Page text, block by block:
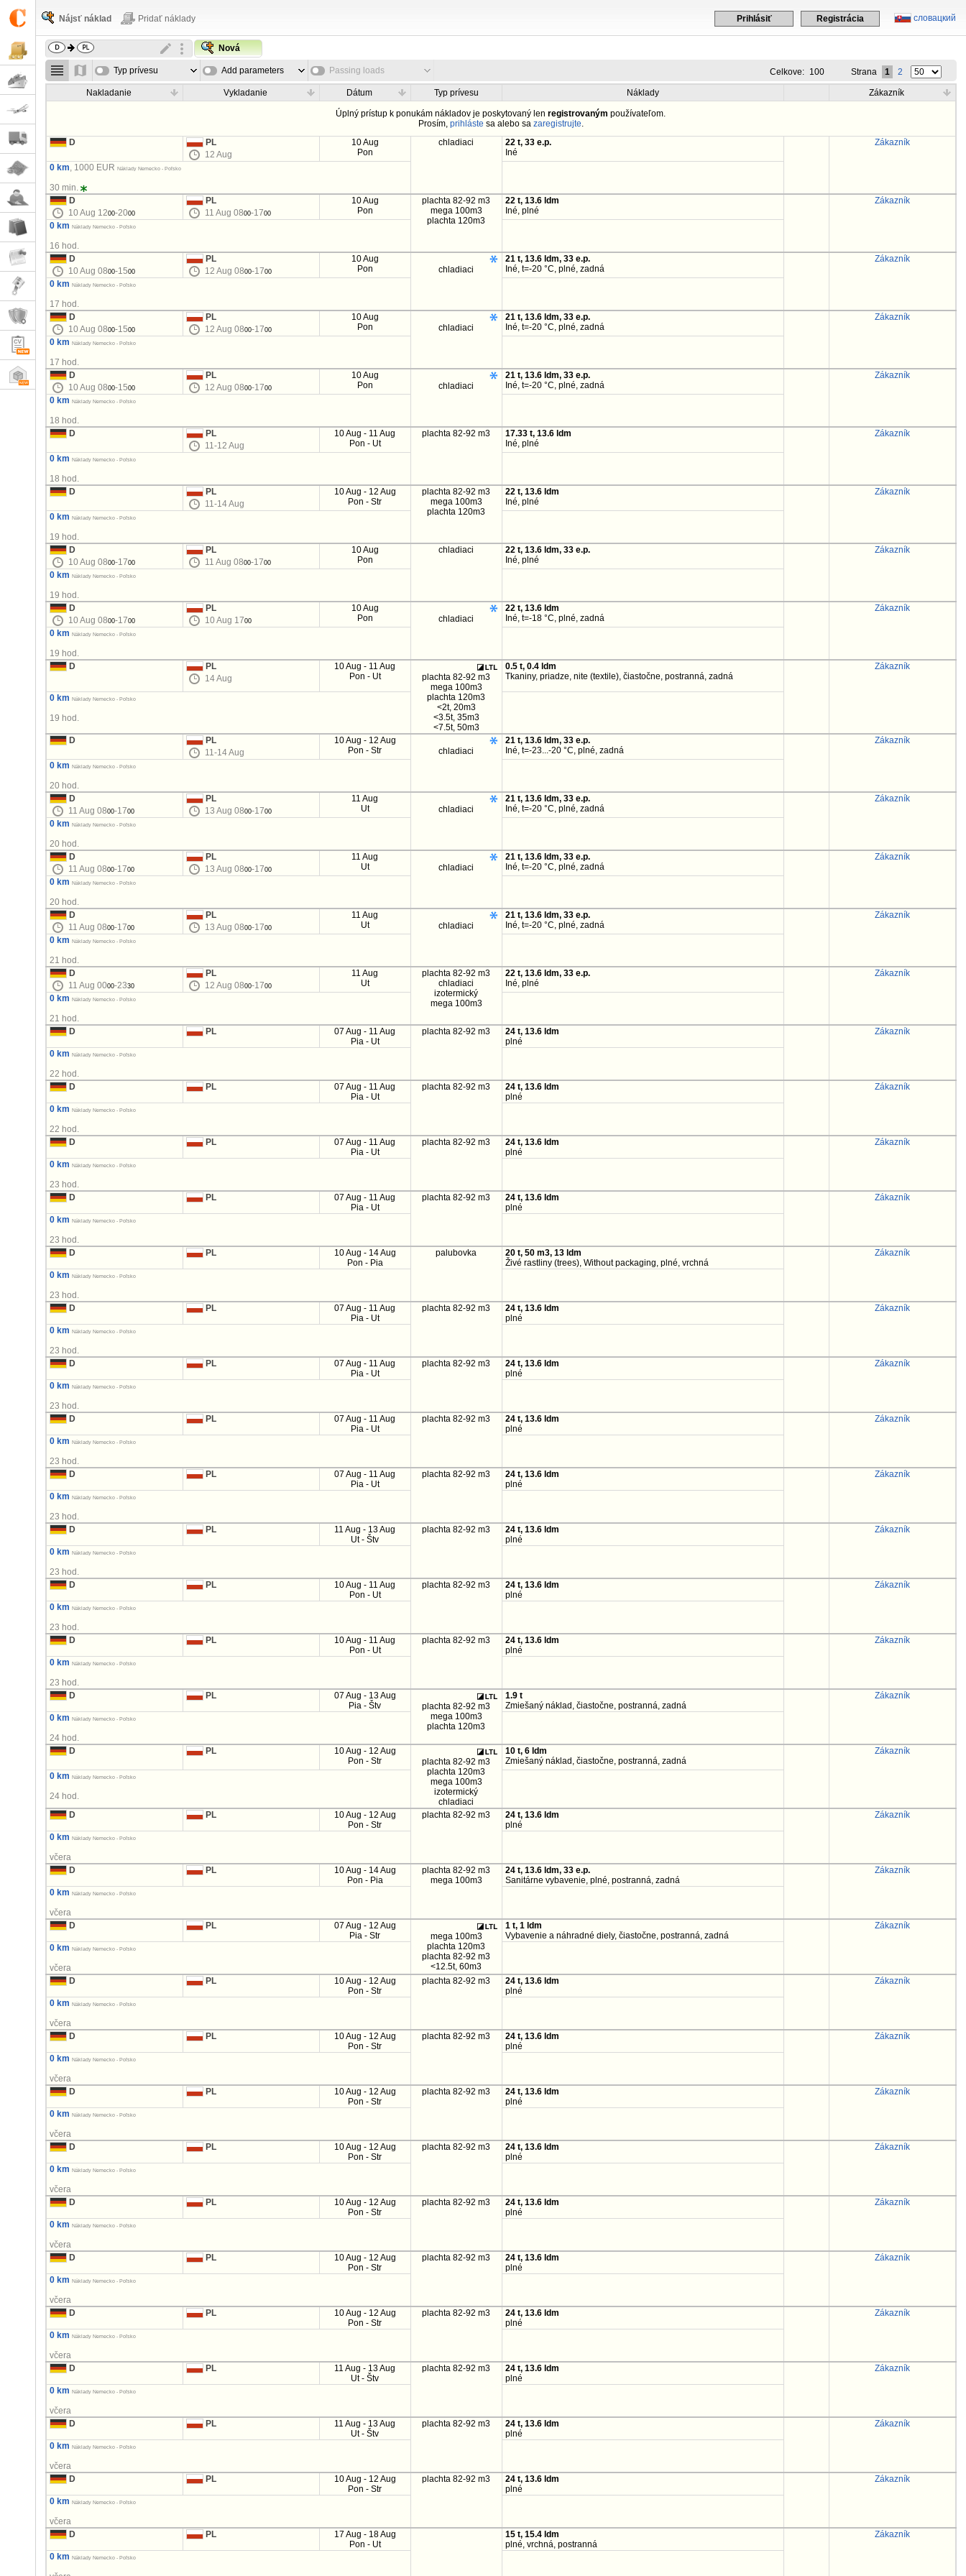
словацкий
Prihlásiť Registrácia
Nájsť náklad Pridať náklady
Nová
Typ prívesu Add parameters Passing loads Celkove: 100 Strana 1 2
Nakladanie Vykladanie Dátum Typ prívesu Náklady Zákazník
Úplný prístup k ponukám nákladov je poskytovaný lenregistrovaným používateľom.
Prosím, prihláste sa alebo sa zaregistrujte.
D
PL
12 Aug
10 Aug
Pon
chladiaci
22 t, 33 e.p.
Iné
Zákazník
0 km, 1000 EUR Náklady Nemecko - Poľsko
30 min.
D
10 Aug 1200-2000
PL
11 Aug 0800-1700
10 Aug
Pon
plachta 82-92 m3
mega 100m3
plachta 120m3
22 t, 13.6 ldm
Iné, plné
Zákazník
0 km Náklady Nemecko - Poľsko
16 hod.
D
10 Aug 0800-1500
PL
12 Aug 0800-1700
10 Aug
Pon
chladiaci
21 t, 13.6 ldm, 33 e.p.
Iné, t=-20 °C, plné, zadná
Zákazník
0 km Náklady Nemecko - Poľsko
17 hod.
D
10 Aug 0800-1500
PL
12 Aug 0800-1700
10 Aug
Pon
chladiaci
21 t, 13.6 ldm, 33 e.p.
Iné, t=-20 °C, plné, zadná
Zákazník
0 km Náklady Nemecko - Poľsko
17 hod.
D
10 Aug 0800-1500
PL
12 Aug 0800-1700
10 Aug
Pon
chladiaci
21 t, 13.6 ldm, 33 e.p.
Iné, t=-20 °C, plné, zadná
Zákazník
0 km Náklady Nemecko - Poľsko
18 hod.
D
PL
11-12 Aug
10 Aug - 11 Aug
Pon - Ut
plachta 82-92 m3
17.33 t, 13.6 ldm
Iné, plné
Zákazník
0 km Náklady Nemecko - Poľsko
18 hod.
D
PL
11-14 Aug
10 Aug - 12 Aug
Pon - Str
plachta 82-92 m3
mega 100m3
plachta 120m3
22 t, 13.6 ldm
Iné, plné
Zákazník
0 km Náklady Nemecko - Poľsko
19 hod.
D
10 Aug 0800-1700
PL
11 Aug 0800-1700
10 Aug
Pon
chladiaci
22 t, 13.6 ldm, 33 e.p.
Iné, plné
Zákazník
0 km Náklady Nemecko - Poľsko
19 hod.
D
10 Aug 0800-1700
PL
10 Aug 1700
10 Aug
Pon
chladiaci
22 t, 13.6 ldm
Iné, t=-18 °C, plné, zadná
Zákazník
0 km Náklady Nemecko - Poľsko
19 hod.
D
PL
14 Aug
10 Aug - 11 Aug
Pon - Ut
plachta 82-92 m3
mega 100m3
plachta 120m3
<2t, 20m3
<3.5t, 35m3
<7.5t, 50m3
0.5 t, 0.4 ldm
Tkaniny, priadze, nite (textile), čiastočne, postranná, zadná
Zákazník
0 km Náklady Nemecko - Poľsko
19 hod.
D
PL
11-14 Aug
10 Aug - 12 Aug
Pon - Str
chladiaci
21 t, 13.6 ldm, 33 e.p.
Iné, t=-23...-20 °C, plné, zadná
Zákazník
0 km Náklady Nemecko - Poľsko
20 hod.
D
11 Aug 0800-1700
PL
13 Aug 0800-1700
11 Aug
Ut
chladiaci
21 t, 13.6 ldm, 33 e.p.
Iné, t=-20 °C, plné, zadná
Zákazník
0 km Náklady Nemecko - Poľsko
20 hod.
D
11 Aug 0800-1700
PL
13 Aug 0800-1700
11 Aug
Ut
chladiaci
21 t, 13.6 ldm, 33 e.p.
Iné, t=-20 °C, plné, zadná
Zákazník
0 km Náklady Nemecko - Poľsko
20 hod.
D
11 Aug 0800-1700
PL
13 Aug 0800-1700
11 Aug
Ut
chladiaci
21 t, 13.6 ldm, 33 e.p.
Iné, t=-20 °C, plné, zadná
Zákazník
0 km Náklady Nemecko - Poľsko
21 hod.
D
11 Aug 0000-2330
PL
12 Aug 0800-1700
11 Aug
Ut
plachta 82-92 m3
chladiaci
izotermický
mega 100m3
22 t, 13.6 ldm, 33 e.p.
Iné, plné
Zákazník
0 km Náklady Nemecko - Poľsko
21 hod.
D
PL
07 Aug - 11 Aug
Pia - Ut
plachta 82-92 m3
24 t, 13.6 ldm
plné
Zákazník
0 km Náklady Nemecko - Poľsko
22 hod.
D
PL
07 Aug - 11 Aug
Pia - Ut
plachta 82-92 m3
24 t, 13.6 ldm
plné
Zákazník
0 km Náklady Nemecko - Poľsko
22 hod.
D
PL
07 Aug - 11 Aug
Pia - Ut
plachta 82-92 m3
24 t, 13.6 ldm
plné
Zákazník
0 km Náklady Nemecko - Poľsko
23 hod.
D
PL
07 Aug - 11 Aug
Pia - Ut
plachta 82-92 m3
24 t, 13.6 ldm
plné
Zákazník
0 km Náklady Nemecko - Poľsko
23 hod.
D
PL
10 Aug - 14 Aug
Pon - Pia
palubovka
20 t, 50 m3, 13 ldm
Živé rastliny (trees), Without packaging, plné, vrchná
Zákazník
0 km Náklady Nemecko - Poľsko
23 hod.
D
PL
07 Aug - 11 Aug
Pia - Ut
plachta 82-92 m3
24 t, 13.6 ldm
plné
Zákazník
0 km Náklady Nemecko - Poľsko
23 hod.
D
PL
07 Aug - 11 Aug
Pia - Ut
plachta 82-92 m3
24 t, 13.6 ldm
plné
Zákazník
0 km Náklady Nemecko - Poľsko
23 hod.
D
PL
07 Aug - 11 Aug
Pia - Ut
plachta 82-92 m3
24 t, 13.6 ldm
plné
Zákazník
0 km Náklady Nemecko - Poľsko
23 hod.
D
PL
07 Aug - 11 Aug
Pia - Ut
plachta 82-92 m3
24 t, 13.6 ldm
plné
Zákazník
0 km Náklady Nemecko - Poľsko
23 hod.
D
PL
11 Aug - 13 Aug
Ut - Štv
plachta 82-92 m3
24 t, 13.6 ldm
plné
Zákazník
0 km Náklady Nemecko - Poľsko
23 hod.
D
PL
10 Aug - 11 Aug
Pon - Ut
plachta 82-92 m3
24 t, 13.6 ldm
plné
Zákazník
0 km Náklady Nemecko - Poľsko
23 hod.
D
PL
10 Aug - 11 Aug
Pon - Ut
plachta 82-92 m3
24 t, 13.6 ldm
plné
Zákazník
0 km Náklady Nemecko - Poľsko
23 hod.
D
PL
07 Aug - 13 Aug
Pia - Štv
plachta 82-92 m3
mega 100m3
plachta 120m3
1.9 t
Zmiešaný náklad, čiastočne, postranná, zadná
Zákazník
0 km Náklady Nemecko - Poľsko
24 hod.
D
PL
10 Aug - 12 Aug
Pon - Str
plachta 82-92 m3
plachta 120m3
mega 100m3
izotermický
chladiaci
10 t, 6 ldm
Zmiešaný náklad, čiastočne, postranná, zadná
Zákazník
0 km Náklady Nemecko - Poľsko
24 hod.
D
PL
10 Aug - 12 Aug
Pon - Str
plachta 82-92 m3
24 t, 13.6 ldm
plné
Zákazník
0 km Náklady Nemecko - Poľsko
včera
D
PL
10 Aug - 14 Aug
Pon - Pia
plachta 82-92 m3
mega 100m3
24 t, 13.6 ldm, 33 e.p.
Sanitárne vybavenie, plné, postranná, zadná
Zákazník
0 km Náklady Nemecko - Poľsko
včera
D
PL
07 Aug - 12 Aug
Pia - Str
mega 100m3
plachta 120m3
plachta 82-92 m3
<12.5t, 60m3
1 t, 1 ldm
Vybavenie a náhradné diely, čiastočne, postranná, zadná
Zákazník
0 km Náklady Nemecko - Poľsko
včera
D
PL
10 Aug - 12 Aug
Pon - Str
plachta 82-92 m3
24 t, 13.6 ldm
plné
Zákazník
0 km Náklady Nemecko - Poľsko
včera
D
PL
10 Aug - 12 Aug
Pon - Str
plachta 82-92 m3
24 t, 13.6 ldm
plné
Zákazník
0 km Náklady Nemecko - Poľsko
včera
D
PL
10 Aug - 12 Aug
Pon - Str
plachta 82-92 m3
24 t, 13.6 ldm
plné
Zákazník
0 km Náklady Nemecko - Poľsko
včera
D
PL
10 Aug - 12 Aug
Pon - Str
plachta 82-92 m3
24 t, 13.6 ldm
plné
Zákazník
0 km Náklady Nemecko - Poľsko
včera
D
PL
10 Aug - 12 Aug
Pon - Str
plachta 82-92 m3
24 t, 13.6 ldm
plné
Zákazník
0 km Náklady Nemecko - Poľsko
včera
D
PL
10 Aug - 12 Aug
Pon - Str
plachta 82-92 m3
24 t, 13.6 ldm
plné
Zákazník
0 km Náklady Nemecko - Poľsko
včera
D
PL
10 Aug - 12 Aug
Pon - Str
plachta 82-92 m3
24 t, 13.6 ldm
plné
Zákazník
0 km Náklady Nemecko - Poľsko
včera
D
PL
11 Aug - 13 Aug
Ut - Štv
plachta 82-92 m3
24 t, 13.6 ldm
plné
Zákazník
0 km Náklady Nemecko - Poľsko
včera
D
PL
11 Aug - 13 Aug
Ut - Štv
plachta 82-92 m3
24 t, 13.6 ldm
plné
Zákazník
0 km Náklady Nemecko - Poľsko
včera
D
PL
10 Aug - 12 Aug
Pon - Str
plachta 82-92 m3
24 t, 13.6 ldm
plné
Zákazník
0 km Náklady Nemecko - Poľsko
včera
D
PL
17 Aug - 18 Aug
Pon - Ut
15 t, 15.4 ldm
plné, vrchná, postranná
Zákazník
0 km Náklady Nemecko - Poľsko